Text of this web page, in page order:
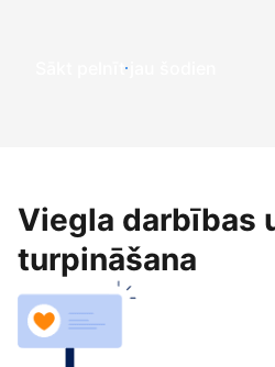
Sākt pelnīt jau šodien
Viegla darbības
turpināšana